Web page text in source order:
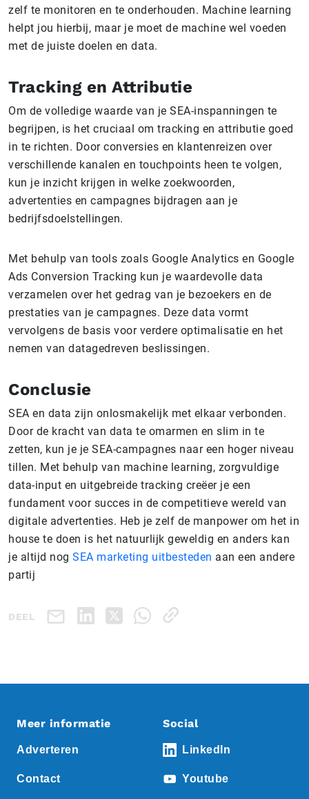
zelf te monitoren en te onderhouden. Machine learning
helpt jou hierbij, maar je moet de machine wel voeden
met de juiste doelen en data.
Tracking en Attributie
Om de volledige waarde van je SEA-inspanningen te
begrijpen, is het cruciaal om tracking en attributie goed
in te richten. Door conversies en klantenreizen over
verschillende kanalen en touchpoints heen te volgen,
kun je inzicht krijgen in welke zoekwoorden,
advertenties en campagnes bijdragen aan je
bedrijfsdoelstellingen.
Met behulp van tools zoals Google Analytics en Google
Ads Conversion Tracking kun je waardevolle data
verzamelen over het gedrag van je bezoekers en de
prestaties van je campagnes. Deze data vormt
vervolgens de basis voor verdere optimalisatie en het
nemen van datagedreven beslissingen.
Conclusie
SEA en data zijn onlosmakelijk met elkaar verbonden.
Door de kracht van data te omarmen en slim in te
zetten, kun je je SEA-campagnes naar een hoger niveau
tillen. Met behulp van machine learning, zorgvuldige
data-input en uitgebreide tracking creëer je een
fundament voor succes in de competitieve wereld van
digitale advertenties. Heb je zelf de manpower om het in
house te doen is het natuurlijk geweldig en anders kan
je altijd nog SEA marketing uitbesteden aan een andere
partij
DEEL
Meer informatie
Adverteren
Contact
Social
LinkedIn
Youtube